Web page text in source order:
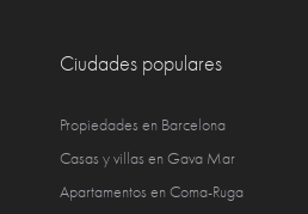
Ciudades populares
Propiedades en Barcelona
Casas y villas en Gava Mar
Apartamentos en Coma-Ruga